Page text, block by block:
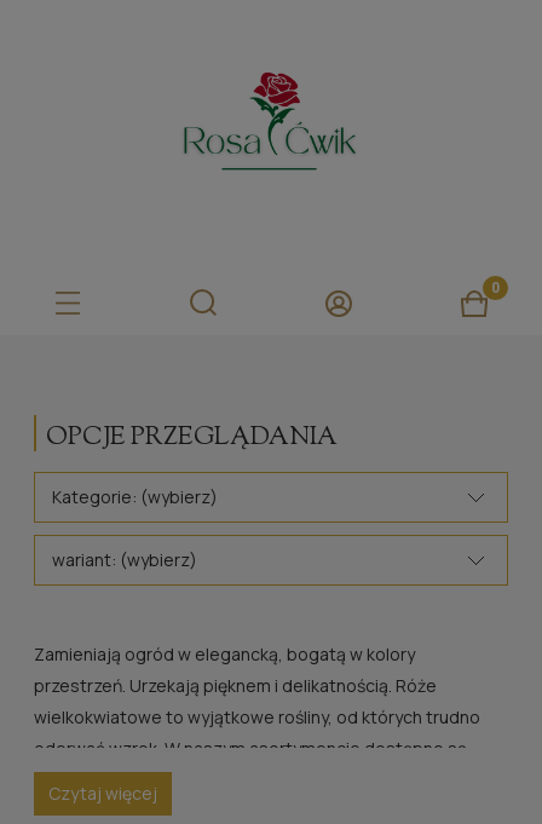
OPCJE PRZEGLĄDANIA
Kategorie: (wybierz)
wariant: (wybierz)
Zamieniają ogród w elegancką, bogatą w kolory
przestrzeń. Urzekają pięknem i delikatnością. Róże
wielkokwiatowe to wyjątkowe rośliny, od których trudno
oderwać wzrok. W naszym asortymencie dostępne są
sadzonki znanych, wielokrotnie nagradzanych odmian,
wyróżniających się zdrowiem, oszałamiającym zapachem i
Czytaj więcej